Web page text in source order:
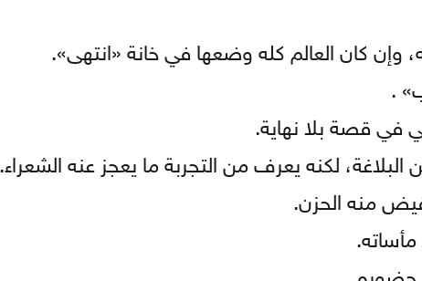
وإن كان العالم كله وضعها في خانة «انتهى».
.
في قصة بلا نهاية.
لكنه يعرف من التجربة ما يعجز عنه الشعراء.
منه الحزن.
حضوره.